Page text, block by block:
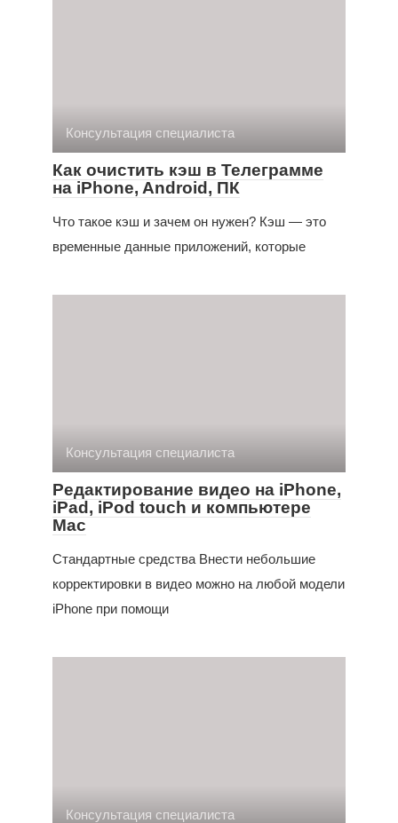
Консультация специалиста
Как очистить кэш в Телеграмме
на iPhone, Android, ПК
Что такое кэш и зачем он нужен? Кэш — это
временные данные приложений, которые
Консультация специалиста
Редактирование видео на iPhone,
iPad, iPod touch и компьютере
Mac
Стандартные средства Внести небольшие
корректировки в видео можно на любой модели
iPhone при помощи
Консультация специалиста